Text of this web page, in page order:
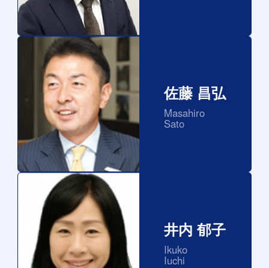
佐藤 昌弘
Masahiro
Sato
井内 郁子
Ikuko
Iuchi